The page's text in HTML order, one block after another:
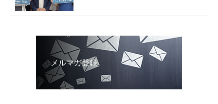
メルマガ登録